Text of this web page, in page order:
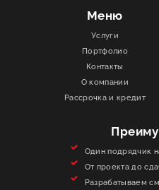
СТОИМОСТЬ
О КОМПАНИИ
КОНТАКТЫ
Меню
Услуги
Портфолио
Контакты
О компании
Рассрочка и кредит
Один подрядчик
От проекта до
Разрабатываем